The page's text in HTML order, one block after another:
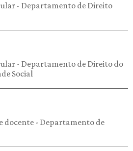
- Departamento de Direito
- Departamento de Direito do
Social
docente - Departamento de